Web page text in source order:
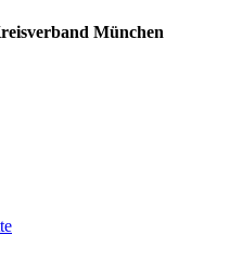
München